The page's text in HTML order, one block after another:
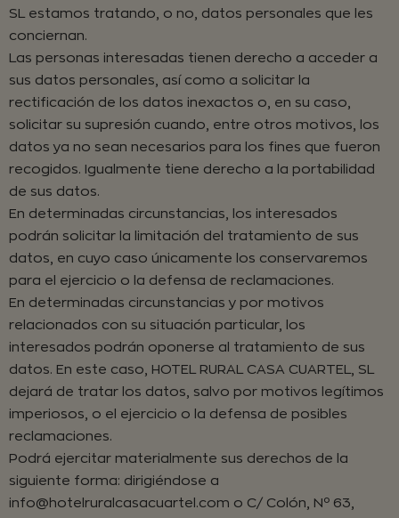
SL estamos tratando, o no, datos personales que les
conciernan.
Las personas interesadas tienen derecho a acceder a
sus datos personales, así como a solicitar la
rectificación de los datos inexactos o, en su caso,
solicitar su supresión cuando, entre otros motivos, los
datos ya no sean necesarios para los fines que fueron
recogidos. Igualmente tiene derecho a la portabilidad
de sus datos.
En determinadas circunstancias, los interesados
podrán solicitar la limitación del tratamiento de sus
datos, en cuyo caso únicamente los conservaremos
para el ejercicio o la defensa de reclamaciones.
En determinadas circunstancias y por motivos
relacionados con su situación particular, los
interesados podrán oponerse al tratamiento de sus
datos. En este caso, HOTEL RURAL CASA CUARTEL, SL
dejará de tratar los datos, salvo por motivos legítimos
imperiosos, o el ejercicio o la defensa de posibles
reclamaciones.
Podrá ejercitar materialmente sus derechos de la
siguiente forma: dirigiéndose a
info@hotelruralcasacuartel.com o C/ Colón, Nº 63,